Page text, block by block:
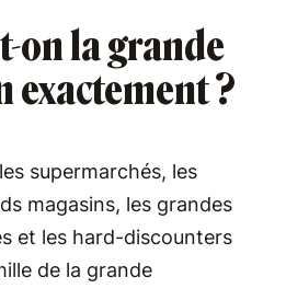
on la grande
?
supermarchés, les
magasins, les grandes
et les hard-discounters
de la grande